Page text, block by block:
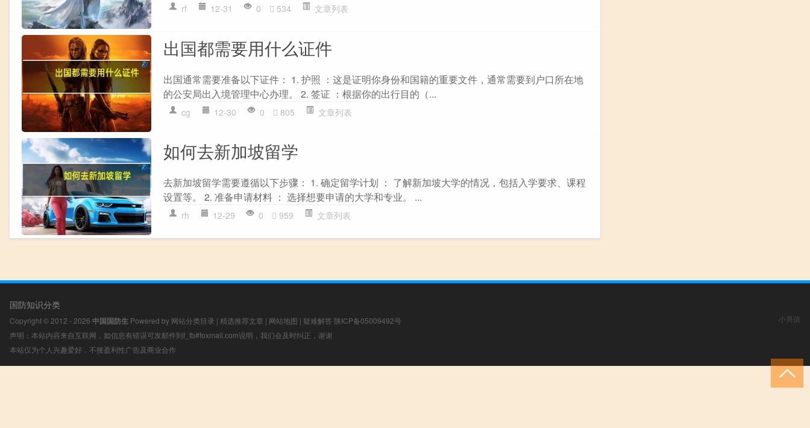
rf 12-31 0 534 文章列表
出国都需要用什么证件
出国通常需要准备以下证件： 1. 护照 ：这是证明你身份和国籍的重要文件，通常需要到户口所在地
的公安局出入境管理中心办理。 2. 签证 ：根据你的出行目的（...
cg 12-30 0 805 文章列表
如何去新加坡留学
去新加坡留学需要遵循以下步骤： 1. 确定留学计划 ： 了解新加坡大学的情况，包括入学要求、课程
设置等。 2. 准备申请材料 ： 选择想要申请的大学和专业。 ...
rh 12-29 0 959 文章列表
国防知识分类
Copyright © 2012 - 2026 中国国防生 Powered by 网站分类目录 | 精选推荐文章 | 网站地图 | 疑难解答 陕ICP备05009492号
声明：本站内容来自互联网，如信息有错误可发邮件到f_fb#foxmail.com说明，我们会及时纠正，谢谢
本站仅为个人兴趣爱好，不接盈利性广告及商业合作
小男孩